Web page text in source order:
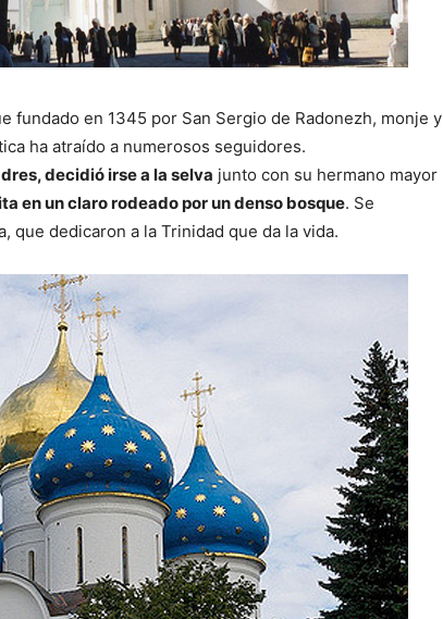
fundado en 1345 por San Sergio de Radonezh, monje y
ha atraído a numerosos seguidores.
decidió irse a la selva junto con su hermano mayor
en un claro rodeado por un denso bosque. Se
que dedicaron a la Trinidad que da la vida.